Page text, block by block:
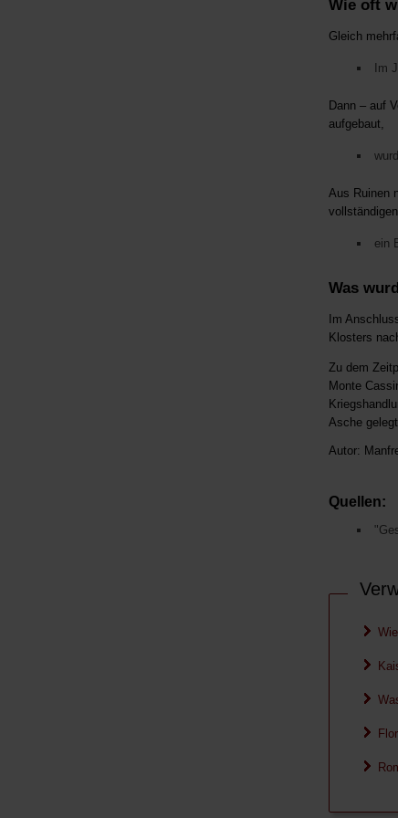
Wie oft
Gleich
Im
Dann – auf
aufgebaut,
Aus Ruinen
ein
Was
Im
Klosters
Zu dem
Monte
Asche
Autor:
Quellen: